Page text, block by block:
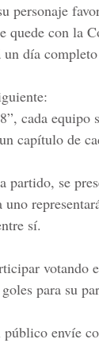
personaje
quede con la
día
”, cada equipo
capítulo de
partido, se
sí.
votando
para su
público envíe